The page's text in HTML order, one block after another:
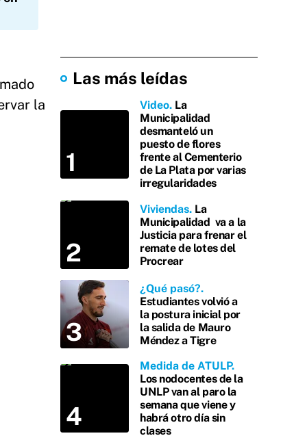
la
Las más leídas
Video La
Municipalidad
desmanteló un
puesto de flores
frente al Cementerio
de La Plata por varias
irregularidades
Viviendas La
Municipalidad va a la
Justicia para frenar el
remate de lotes del
Procrear
¿Qué pasó?
Estudiantes volvió a
la postura inicial por
la salida de Mauro
Méndez a Tigre
Medida de ATULP
Los nodocentes de la
UNLP van al paro la
semana que viene y
habrá otro día sin
clases